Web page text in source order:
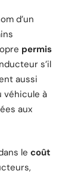
d’un
permis
s’il
aussi
véhicule à
aux
le coût